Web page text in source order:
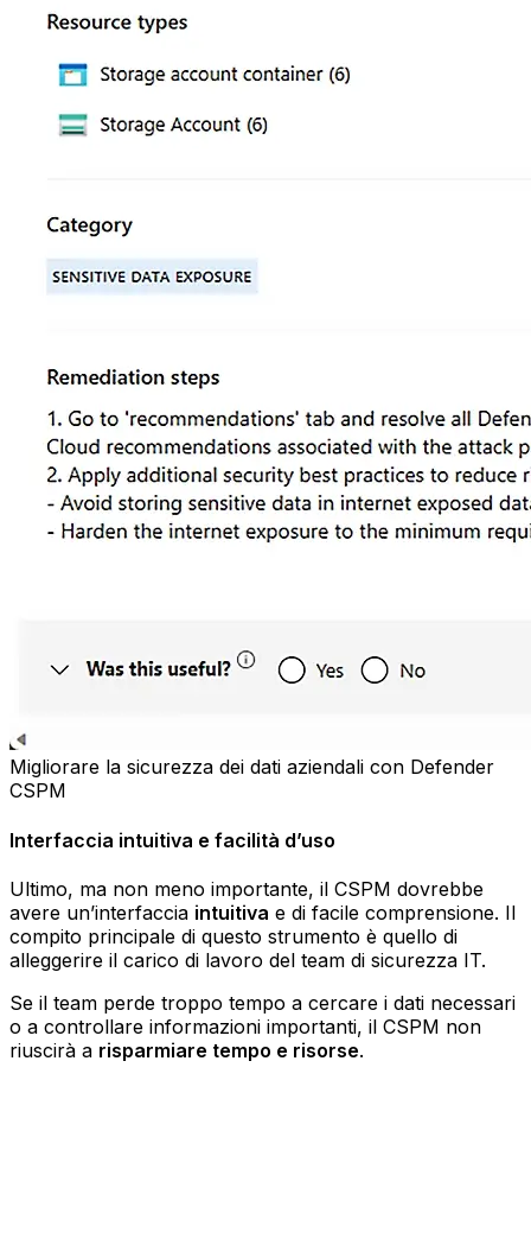
Migliorare la sicurezza dei dati aziendali con Defender
CSPM
Interfaccia intuitiva e facilità d’uso
Ultimo, ma non meno importante, il CSPM dovrebbe
avere un’interfaccia intuitiva e di facile comprensione. Il
compito principale di questo strumento è quello di
alleggerire il carico di lavoro del team di sicurezza IT.
Se il team perde troppo tempo a cercare i dati necessari
o a controllare informazioni importanti, il CSPM non
riuscirà a risparmiare tempo e risorse.